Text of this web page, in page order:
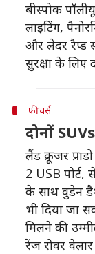
बीस्पोक
लाइटिंग,
और लेदर रैप्ड
सुरक्षा के लिए
फीचर्स
दोनों
लैंड क्रूजर
2 USB पोर्ट,
के साथ वुडेन
भी दिया जा
मिलने की
रेंज रोवर